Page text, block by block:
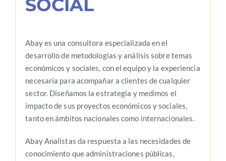
SOCIAL
Abay es una consultora especializada en el
desarrollo de metodologías y análisis sobre temas
económicos y sociales, con el equipo y la experiencia
necesaria para acompañar a clientes de cualquier
sector. Diseñamos la estrategia y medimos el
impacto de sus proyectos económicos y sociales,
tanto en ámbitos nacionales como internacionales.
Abay Analistas da respuesta a las necesidades de
conocimiento que administraciones públicas,